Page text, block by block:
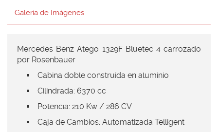
Galería de Imágenes
Mercedes Benz Atego 1329F Bluetec 4 carrozado
por Rosenbauer
Cabina doble construida en aluminio
Cilindrada: 6370 cc
Potencia: 210 Kw / 286 CV
Caja de Cambios: Automatizada Telligent